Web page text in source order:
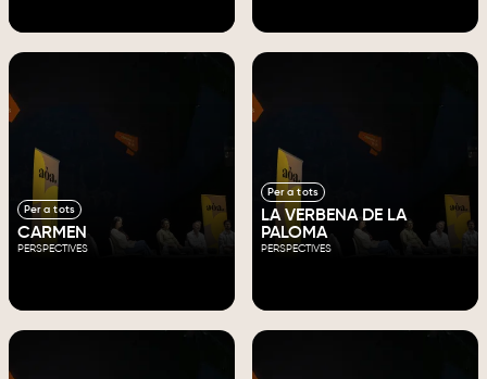
Per a tots
CARMEN
PERSPECTIVES
Per a tots
LA VERBENA DE LA
PALOMA
PERSPECTIVES